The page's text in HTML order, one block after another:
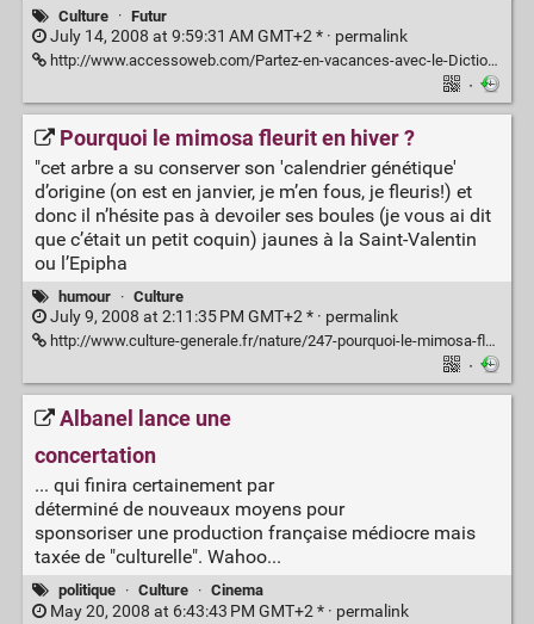
Culture · Futur
July 14, 2008 at 9:59:31 AM GMT+2 * · permalink
http://www.accessoweb.com/Partez-en-vacances-avec-le-Dictionnaire-Impertinent-du-Futur-sous-le-bras_a3731.html
·
Pourquoi le mimosa fleurit en hiver ?
"cet arbre a su conserver son 'calendrier génétique'
d’origine (on est en janvier, je m’en fous, je fleuris!) et
donc il n’hésite pas à devoiler ses boules (je vous ai dit
que c’était un petit coquin) jaunes à la Saint-Valentin
ou l’Epipha
humour · Culture
July 9, 2008 at 2:11:35 PM GMT+2 * · permalink
http://www.culture-generale.fr/nature/247-pourquoi-le-mimosa-fleurit-en-hiver
·
Albanel lance une
concertation
... qui finira certainement par
déterminé de nouveaux moyens pour
sponsoriser une production française médiocre mais
taxée de "culturelle". Wahoo...
politique · Culture · Cinema
May 20, 2008 at 6:43:43 PM GMT+2 * · permalink